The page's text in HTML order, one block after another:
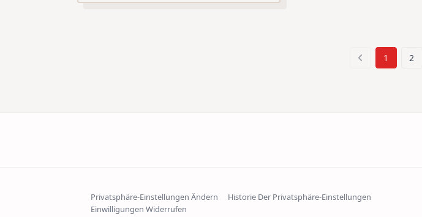
1 2
Privatsphäre-Einstellungen Ändern
Historie Der Privatsphäre-Einstellungen
Einwilligungen Widerrufen